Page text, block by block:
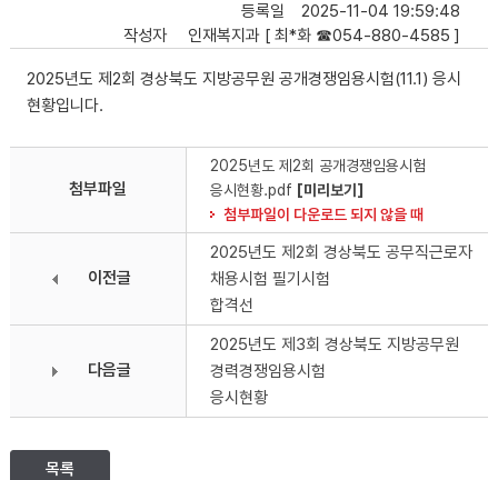
등록일
2025-11-04 19:59:48
작성자
인재복지과 [ 최*화 ☎054-880-4585 ]
2025년도 제2회 경상북도 지방공무원 공개경쟁임용시험(11.1) 응시
현황입니다.
첨부파일
2025년도 제2회 공개경쟁임용시험
응시현황.pdf [미리보기]
첨부파일이 다운로드 되지 않을 때
이전글
2025년도 제2회 경상북도 공무직근로자
채용시험 필기시험
합격선
다음글
2025년도 제3회 경상북도 지방공무원
경력경쟁임용시험
응시현황
목록